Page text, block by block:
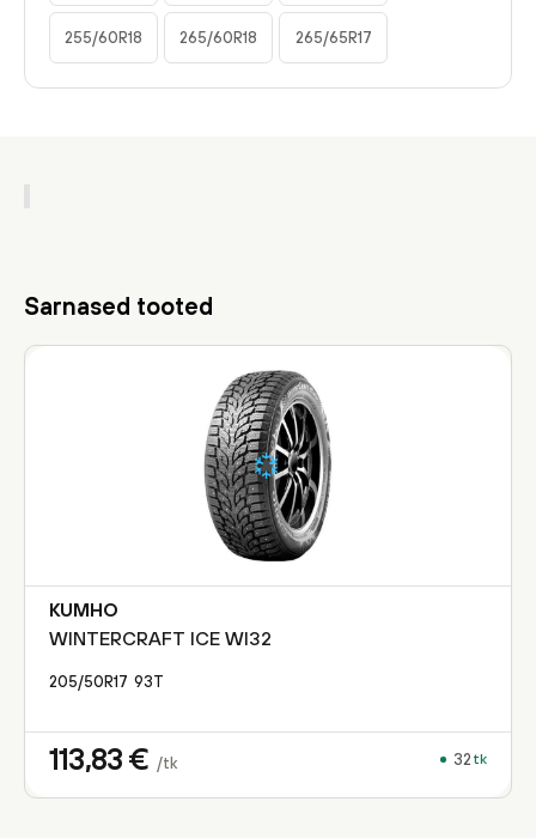
255/60R18 265/60R18 265/65R17
Sarnased tooted
KUMHO
WINTERCRAFT ICE WI32
205/50R17 93T
113,83 € /tk 32 tk